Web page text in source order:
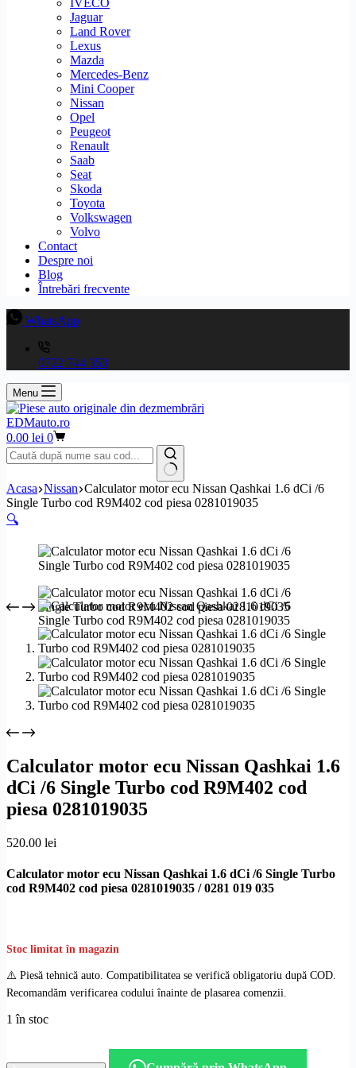
IVECO
Jaguar
Land Rover
Lexus
Mazda
Mercedes-Benz
Mini Cooper
Nissan
Opel
Peugeot
Renault
Saab
Seat
Skoda
Toyota
Volkswagen
Volvo
Contact
Despre noi
Blog
Întrebări frecvente
WhatsApp
0722 744 353
Menu
EDMauto.ro
Coș
de
cumpărături
0.00 lei 0
Niciun
rezultat
Acasa Nissan Calculator motor ecu Nissan Qashkai 1.6 dCi /6
Single Turbo cod R9M402 cod piesa 0281019035
🔍
Calculator motor ecu Nissan Qashkai 1.6
dCi /6 Single Turbo cod R9M402 cod
piesa 0281019035
520.00 lei
Calculator motor ecu Nissan Qashkai 1.6 dCi /6 Single Turbo
cod R9M402 cod piesa 0281019035 / 0281 019 035
Stoc limitat în magazin
⚠️ Piesă tehnică auto. Compatibilitatea se verifică obligatoriu după COD.
Recomandăm verificarea codului înainte de plasarea comenzii.
1 în stoc
Calculator